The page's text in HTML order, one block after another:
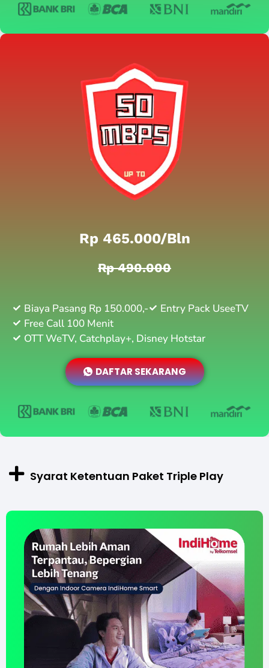
Rp 465.000/bln
Rp 490.000
Biaya Pasang Rp 150.000,-
Entry Pack UseeTV
Free Call 100 Menit
OTT WeTV, Catchplay+, Disney Hotstar
DAFTAR SEKARANG
Syarat Ketentuan Paket Triple Play